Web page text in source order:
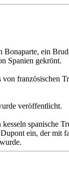
Bonaparte, ein
Spanien gekrönt.
von französischen
veröffentlicht.
spanische
ein, der mit